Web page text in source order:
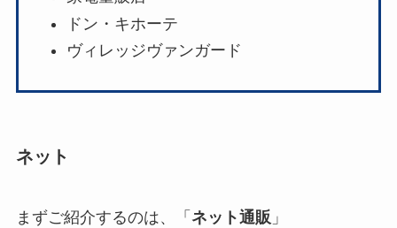
ドン・キホーテ
ヴィレッジヴァンガード
ネット
まずご紹介するのは、「 ネット通販 」